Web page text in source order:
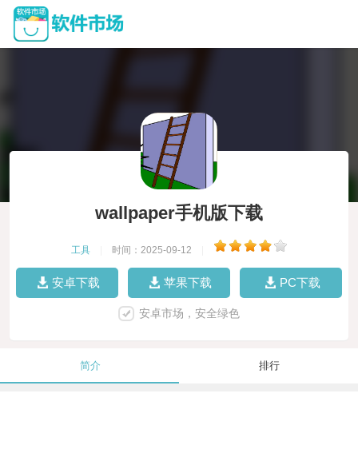
wallpaper手机版下载
工具 时间：2025-09-12
安卓下载 苹果下载 PC下载
安卓市场，安全绿色
简介 排行